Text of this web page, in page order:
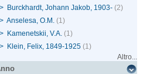
> Burckhardt, Johann Jakob, 1903- (2)
> Anselesa, O.M. (1)
> Kamenetskii, V.A. (1)
> Klein, Felix, 1849-1925 (1)
Altro...